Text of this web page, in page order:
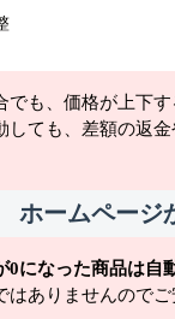
も、価格が上下す
しても、差額の返
ホームページ
0になった商品は自
ありませんのでご